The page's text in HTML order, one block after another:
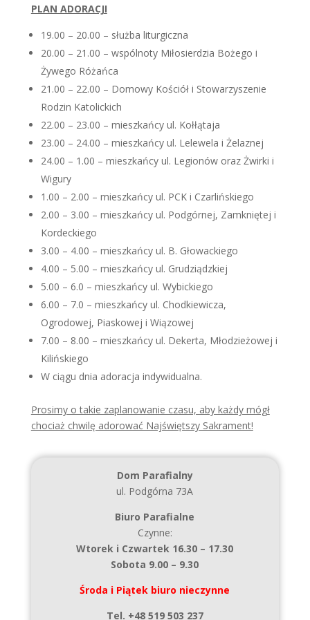
PLAN ADORACJI
19.00 – 20.00 – służba liturgiczna
20.00 – 21.00 – wspólnoty Miłosierdzia Bożego i
Żywego Różańca
21.00 – 22.00 – Domowy Kościół i Stowarzyszenie
Rodzin Katolickich
22.00 – 23.00 – mieszkańcy ul. Kołłątaja
23.00 – 24.00 – mieszkańcy ul. Lelewela i Żelaznej
24.00 – 1.00 – mieszkańcy ul. Legionów oraz Żwirki i
Wigury
1.00 – 2.00 – mieszkańcy ul. PCK i Czarlińskiego
2.00 – 3.00 – mieszkańcy ul. Podgórnej, Zamkniętej i
Kordeckiego
3.00 – 4.00 – mieszkańcy ul. B. Głowackiego
4.00 – 5.00 – mieszkańcy ul. Grudziądzkiej
5.00 – 6.0 – mieszkańcy ul. Wybickiego
6.00 – 7.0 – mieszkańcy ul. Chodkiewicza,
Ogrodowej, Piaskowej i Wiązowej
7.00 – 8.00 – mieszkańcy ul. Dekerta, Młodzieżowej i
Kilińskiego
W ciągu dnia adoracja indywidualna.
Prosimy o takie zaplanowanie czasu, aby każdy mógł
chociaż chwilę adorować Najświętszy Sakrament!
Dom Parafialny
ul. Podgórna 73A
Biuro Parafialne
Czynne:
Wtorek i Czwartek 16.30 – 17.30
Sobota 9.00 – 9.30
Środa i Piątek biuro nieczynne
Tel. +48 519 503 237